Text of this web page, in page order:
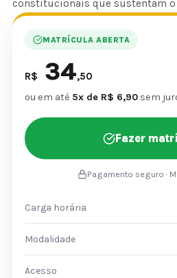
constitucionais que sustentam
MATRÍCULA ABERTA
R$ 34,50
ou em até 5x de R$ 6,90 sem
Fazer
Pagamento seguro ·
Carga horária
Modalidade
Acesso